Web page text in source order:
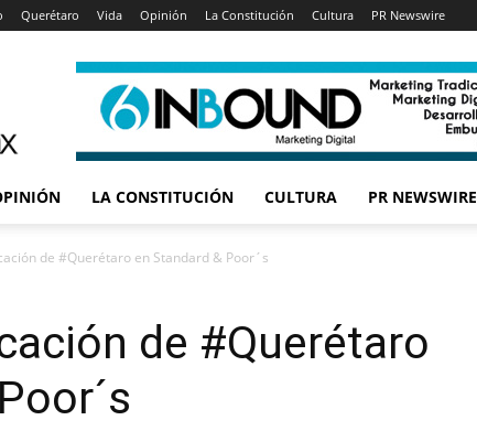
Querétaro Vida Opinión La Constitución Cultura PR Newswire
LA CONSTITUCIÓN CULTURA PR NEWSWIRE
de #Querétaro en Standard & Poor´s
de #Querétaro